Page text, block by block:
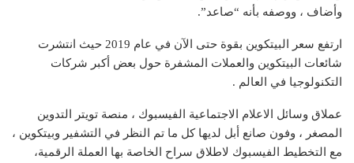
وأضاف ، ووصفه بأنه “صاعد”.
ارتفع سعر البيتكوين بقوة حتى الآن في عام 2019 حيث انتشرت
شائعات البيتكوين والعملات المشفرة حول بعض أكبر شركات
التكنولوجيا في العالم .
عملاق وسائل الاعلام الاجتماعية الفيسبوك ، منصة تويتر التدوين
المصغر ، وفون صانع أبل لديها كل ما تم النظر في التشفير وبيتكوين ،
مع التخطيط الفيسبوك لاطلاق سراح الخاصة بها العملة الرقمية،